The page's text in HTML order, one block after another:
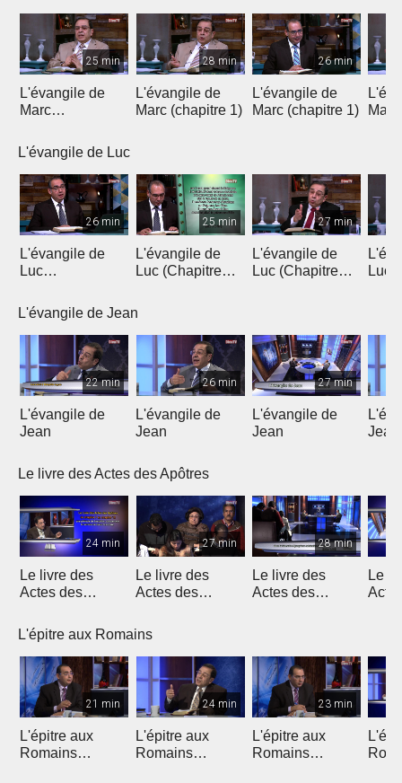
25 min
L'évangile de
Marc
28 min
L'évangile de
Marc (chapitre 1)
26 min
L'évangile de
Marc (chapitre 1)
L'évangile de Luc
26 min
L'évangile de
Luc
25 min
L'évangile de
Luc (Chapitre
27 min
L'évangile de
Luc (Chapitre
Luc
L'évangile de Jean
22 min
L'évangile de
Jean
26 min
L'évangile de
Jean
27 min
L'évangile de
Jean
Jean
Le livre des Actes des Apôtres
24 min
Le livre des
Actes des
27 min
Le livre des
Actes des
28 min
Le livre des
Actes des
Le
L'épitre aux Romains
21 min
L'épitre aux
Romains
24 min
L'épitre aux
Romains
23 min
L'épitre aux
Romains